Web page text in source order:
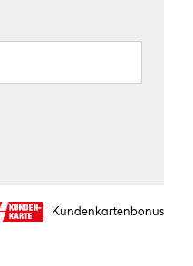
Kundenkartenbonus